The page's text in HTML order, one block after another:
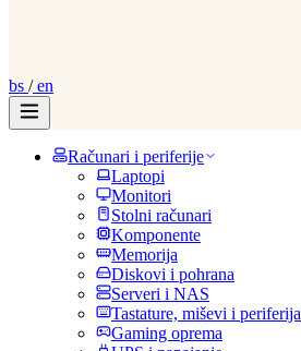
bs /en
Računari i periferije
Laptopi
Monitori
Stolni računari
Komponente
Memorija
Diskovi i pohrana
Serveri i NAS
Tastature, miševi i periferija
Gaming oprema